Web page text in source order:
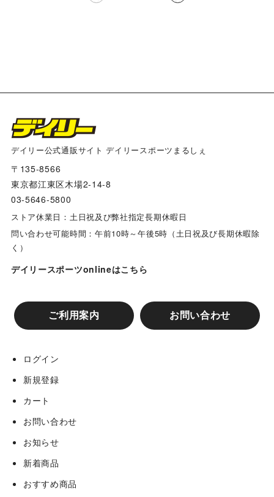
デイリー公式通販サイト デイリースポーツまるしぇ
〒135-8566
東京都江東区木場2-14-8
03-5646-5800
ストア休業日：土日祝及び弊社指定長期休暇日
問い合わせ可能時間：午前10時～午後5時（土日祝及び長期休暇除
く）
デイリースポーツonlineはこちら
ご利用案内 お問い合わせ
ログイン
新規登録
カート
お問い合わせ
お知らせ
新着商品
おすすめ商品